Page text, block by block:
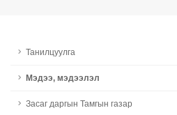
Танилцуулга
Мэдээ, мэдээлэл
Засаг даргын Тамгын газар